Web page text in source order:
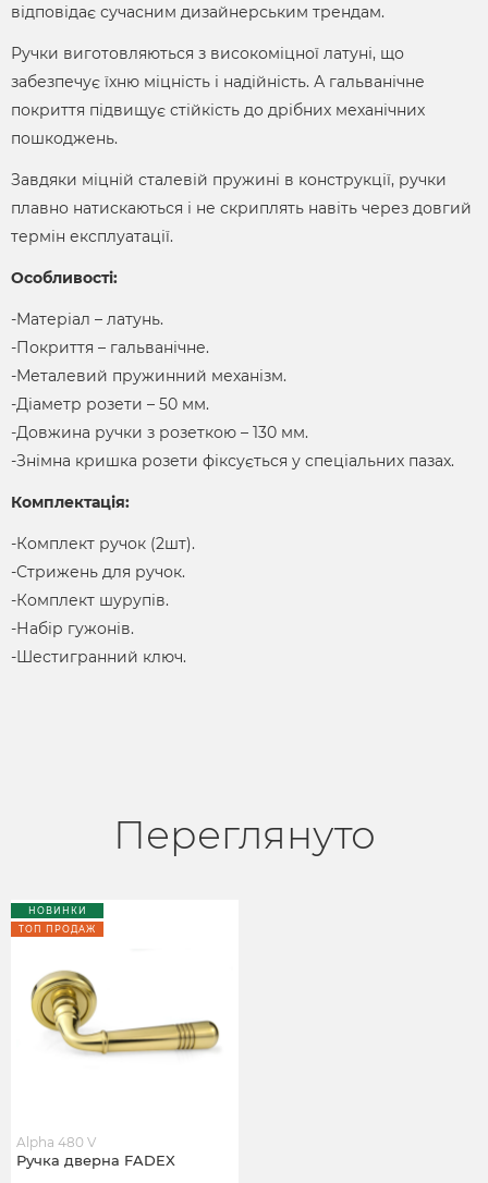
відповідає сучасним дизайнерським трендам.
Ручки виготовляються з високоміцної латуні, що
забезпечує їхню міцність і надійність. А гальванічне
покриття підвищує стійкість до дрібних механічних
пошкоджень.
Завдяки міцній сталевій пружині в конструкції, ручки
плавно натискаються і не скриплять навіть через довгий
термін експлуатації.
Особливості:
-Матеріал – латунь.
-Покриття – гальванічне.
-Металевий пружинний механізм.
-Діаметр розети – 50 мм.
-Довжина ручки з розеткою – 130 мм.
-Знімна кришка розети фіксується у спеціальних пазах.
Комплектація:
-Комплект ручок (2шт).
-Стрижень для ручок.
-Комплект шурупів.
-Набір гужонів.
-Шестигранний ключ.
Переглянуто
НОВИНКИ
ТОП ПРОДАЖ
Ручка дверна FADEX
Alpha 480 V